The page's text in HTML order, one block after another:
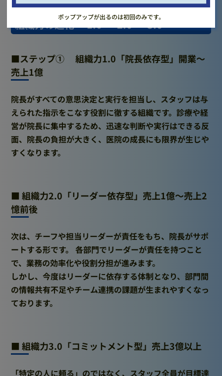
ポップアップが出るのは初回のみです。
組織力の進化 〜1.0 → 2.0 → 3.0〜
■ステップ① 組織力1.0「院長依存型」開業～
売上1億
院長がすべての意思決定と実行を担当し、スタッフは与
えられた指示をこなす役割に徹する組織です。診療や経
営が院長に集中するため、迅速な判断や実行はできる反
面、院長の負担が大きく、医院の成長にも限界が生じや
すくなります。
■ 組織力2.0「リーダー依存型」売上1億～売上2
憶前後
次は、チーフや担当リーダーが責任をもち、院長がサポ
ートする形です。 各部門でリーダーが責任を持つこと
で、業務の効率化や役割分担が進みます。
しかし、今度はリーダーに依存する体制となり、部門間
の情報共有不足やチーム連携の課題が生まれやすくなっ
ております。
■ 組織力3.0「コミットメント型」売上3億以上
「特定の人に頼る」のではなく、スタッフ全員が目標達